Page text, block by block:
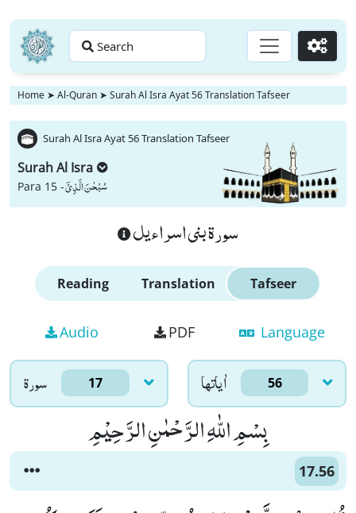
Search Go
Home ➤ Al-Quran ➤ Surah Al Isra Ayat 56 Translation Tafseer
Surah Al Isra Ayat 56 Translation Tafseer
Surah Al Isra
Para 15 -سُبْحٰنَ الَّذِیْۤ
سورة بنى اسراءيل
Reading Translation Tafseer
Audio PDF Language
سورۃ 17 اٰياتها 56
بِسْمِ اللّٰهِ الرَّحْمٰنِ الرَّحِیْمِ
17.56